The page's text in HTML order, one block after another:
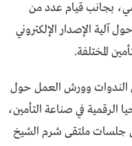
بجانب قيام عدد من
آلية الإصدار الإلكتروني
المختلفة.
الندوات وورش العمل حول
الرقمية في صناعة التأمين،
جلسات ملتقى شرم الشيخ